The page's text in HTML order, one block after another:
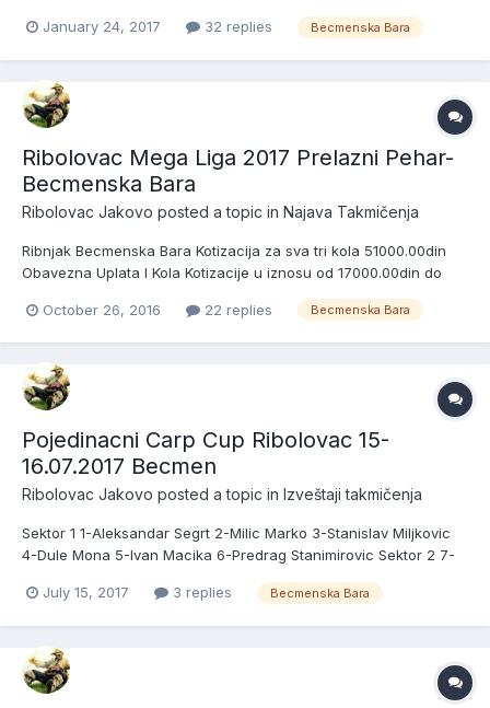
suprotnom nece se smatrati kao prijavljena ekipa! Ekipa ako
January 24, 2017 32 replies Becmenska Bara
Ribolovac Mega Liga 2017 Prelazni Pehar-
Becmenska Bara
Ribolovac Jakovo posted a topic in Najava Takmičenja
Ribnjak Becmenska Bara Kotizacija za sva tri kola 51000.00din
Obavezna Uplata I Kola Kotizacije u iznosu od 17000.00din do
se rezrvna ekipa. Poslednji dan za uplatu sva tri kola je
October 26, 2016 22 replies Becmenska Bara
Pojedinacni Carp Cup Ribolovac 15-
16.07.2017 Becmen
Ribolovac Jakovo posted a topic in Izveštaji takmičenja
Sektor 1 1-Aleksandar Segrt 2-Milic Marko 3-Stanislav Miljkovic
4-Dule Mona 5-Ivan Macika 6-Predrag Stanimirovic Sektor 2 7-
Tankosic Family 12-Vlajosi 13-Krle Sektor 3 14-Mrca 15-Frenky
July 15, 2017 3 replies Becmenska Bara